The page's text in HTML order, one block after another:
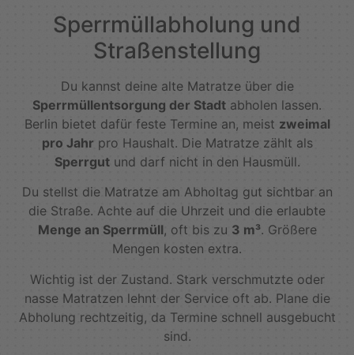
Sperrmüllabholung und
Straßenstellung
Du kannst deine alte Matratze über die
Sperrmüllentsorgung der Stadt abholen lassen.
Berlin bietet dafür feste Termine an, meist zweimal
pro Jahr pro Haushalt. Die Matratze zählt als
Sperrgutund darf nicht in den Hausmüll.
Du stellst die Matratze am Abholtag gut sichtbar an
die Straße. Achte auf die Uhrzeit und die erlaubte
Menge an Sperrmüll, oft bis zu 3 m³. Größere
Mengen kosten extra.
Wichtig ist der Zustand. Stark verschmutzte oder
nasse Matratzen lehnt der Service oft ab. Plane die
Abholung rechtzeitig, da Termine schnell ausgebucht
sind.